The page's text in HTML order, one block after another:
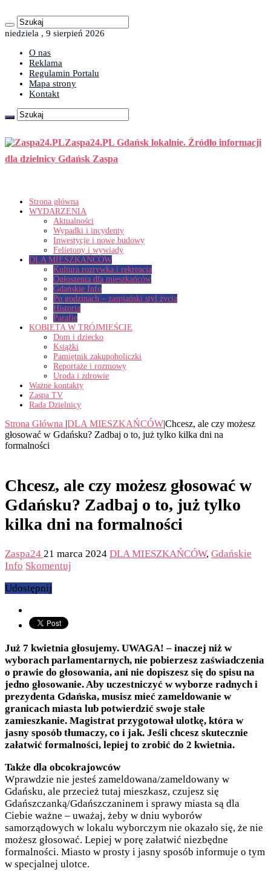
niedziela , 9 sierpień 2026
O nas
Reklama
Regulamin Portalu
Mapa strony
Kontakt
Zaspa24.PL Gdańsk lokalnie. Źródło informacji
dla dzielnicy Gdańsk Zaspa
Strona główna
WYDARZENIA
Aktualności
Wypadki i incydenty
Inwestycje i nowe budowy
Felietony i wywiady
DLA MIESZKAŃCÓW
Kultura rozrywka i rekreacja
Ogłoszenia dla mieszkańców
Gdańskie Info
Po godzinach – zaspiański styl życia
Historia
Parafie
KOBIETA W TRÓJMIEŚCIE
Dom i dziecko
Książki
Pamiętnik zakupoholiczki
Reportaże i rozmowy
Uroda i zdrowie
Ważne kontakty
Zaspa TV
Rada Dzielnicy
Strona Główna |DLA MIESZKAŃCÓW|Chcesz, ale czy możesz
głosować w Gdańsku? Zadbaj o to, już tylko kilka dni na
formalności
Chcesz, ale czy możesz głosować w
Gdańsku? Zadbaj o to, już tylko
kilka dni na formalności
Zaspa24 21 marca 2024 DLA MIESZKAŃCÓW, Gdańskie
Info Skomentuj
Udostępnij
Już 7 kwietnia głosujemy. UWAGA! – inaczej niż w
wyborach parlamentarnych, nie pobierzesz zaświadczenia
o prawie do głosowania, ani nie dopiszesz się do spisu na
jedno głosowanie. Aby uczestniczyć w wyborze radnych i
prezydenta Gdańska, musisz mieć zameldowanie w
granicach miasta lub potwierdzić swoje stałe
zamieszkanie. Magistrat przygotował ulotkę, która w
jasny sposób tłumaczy, co i jak. Jeśli chcesz skutecznie
załatwić formalności, lepiej to zrobić do 2 kwietnia.
Także dla obcokrajowców
Wprawdzie nie jesteś zameldowana/zameldowany w
Gdańsku, ale przecież tutaj mieszkasz, czujesz się
Gdańszczanką/Gdańszczaninem i sprawy miasta są dla
Ciebie ważne – uważaj, żeby w dniu wyborów
samorządowych w lokalu wyborczym nie okazało się, że nie
możesz głosować. Lepiej w porę załatwić niezbędne
formalności. Miasto w prosty i jasny sposób informuje o tym
w specjalnej ulotce.